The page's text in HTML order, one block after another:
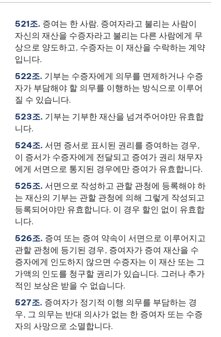
521조. 증여는 한 사람. 증여자라고 불리는 사람이
자신의 재산을 수증자라고 불리는 다른 사람에게 무
상으로 양도하고, 수증자는 이 재산을 수락하는 계약
입니다.
522조. 기부는 수증자에게 의무를 면제하거나 수증
자가 부담해야 할 의무를 이행하는 방식으로 이루어
질 수 있습니다.
523조. 기부는 기부한 재산을 넘겨주어야만 유효합
니다.
524조. 서면 증서로 표시된 권리를 증여하는 경우,
이 증서가 수증자에게 전달되고 증여가 권리 채무자
에게 서면으로 통지된 경우에만 증여가 유효합니다.
525조. 서면으로 작성하고 관할 관청에 등록해야 하
는 재산의 기부는 관할 관청에 의해 그렇게 작성되고
등록되어야만 유효합니다. 이 경우 할인 없이 유효합
니다.
526조. 증여 또는 증여 약속이 서면으로 이루어지고
관할 관청에 등기된 경우, 증여자가 증여 재산을 수
증자에게 인도하지 않으면 수증자는 이 재산 또는 그
가액의 인도를 청구할 권리가 있습니다. 그러나 추가
적인 보상은 받을 수 없습니다.
527조. 증여자가 정기적 이행 의무를 부담하는 경
우, 그 의무는 반대 의사가 없는 한 증여자 또는 수증
자의 사망으로 소멸합니다.